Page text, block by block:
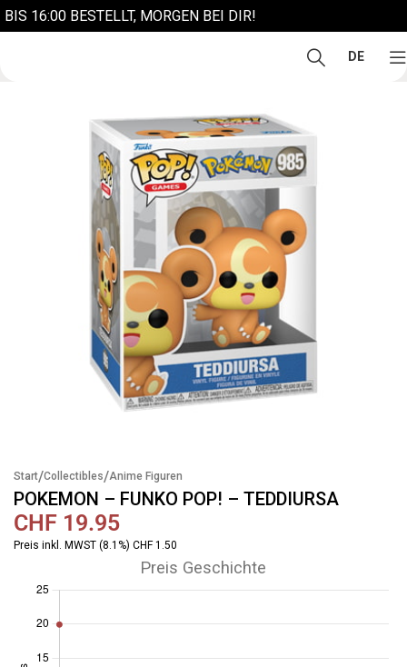
BIS 16:00 BESTELLT, MORGEN BEI DIR!
DE
Start/Collectibles/Anime Figuren
POKEMON – FUNKO POP! – TEDDIURSA
CHF 19.95
Preis inkl. MWST (8.1%) CHF 1.50
Preis Geschichte